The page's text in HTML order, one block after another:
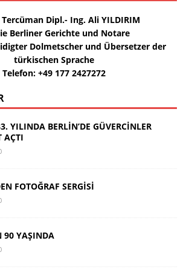
Dipl.- Ing. Ali YILDIRIM
Berliner Gerichte und Notare
Dolmetscher und Übersetzer der
türkischen Sprache
Telefon: +49 177 2427272
YILINDA BERLİN’DE GÜVERCİNLER
AÇTI
FOTOĞRAF SERGİSİ
90 YAŞINDA